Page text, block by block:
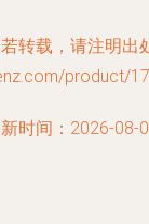
转载，请注明出
product/
时间：2026-08-